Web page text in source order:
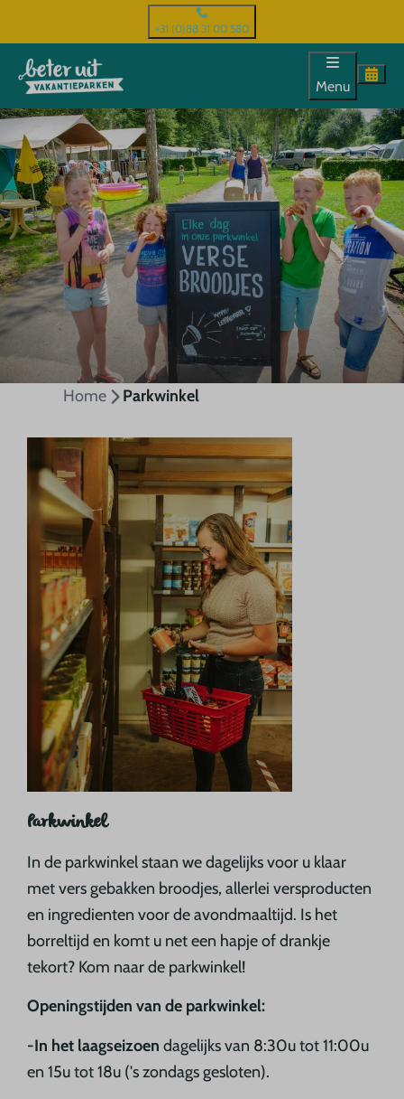
+31 (0)88 31 00 580
Menu
Home Parkwinkel
Parkwinkel
In de parkwinkel staan we dagelijks voor u klaar
met vers gebakken broodjes, allerlei versproducten
en ingredienten voor de avondmaaltijd. Is het
borreltijd en komt u net een hapje of drankje
tekort? Kom naar de parkwinkel!
Openingstijden van de parkwinkel:
-In het laagseizoendagelijks van 8:30u tot 11:00u
en 15u tot 18u ('s zondags gesloten).